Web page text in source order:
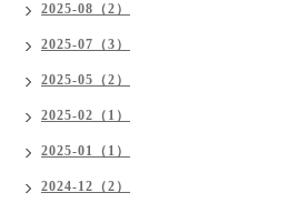
2025-08（2）
2025-07（3）
2025-05（2）
2025-02（1）
2025-01（1）
2024-12（2）